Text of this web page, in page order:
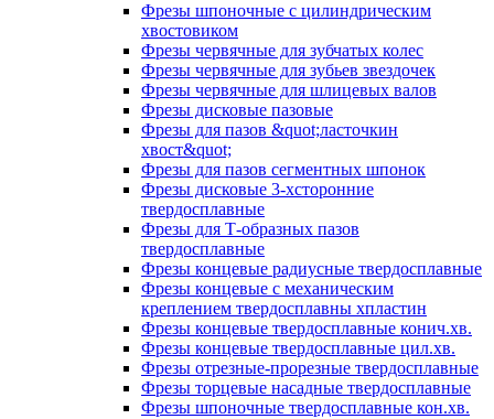
Фрезы шпоночные с цилиндрическим
хвостовиком
Фрезы червячные для зубчатых колес
Фрезы червячные для зубьев звездочек
Фрезы червячные для шлицевых валов
Фрезы дисковые пазовые
Фрезы для пазов &quot;ласточкин
хвост&quot;
Фрезы для пазов сегментных шпонок
Фрезы дисковые 3-хсторонние
твердосплавные
Фрезы для Т-образных пазов
твердосплавные
Фрезы концевые радиусные твердосплавные
Фрезы концевые с механическим
креплением твердосплавны хпластин
Фрезы концевые твердосплавные конич.хв.
Фрезы концевые твердосплавные цил.хв.
Фрезы отрезные-прорезные твердосплавные
Фрезы торцевые насадные твердосплавные
Фрезы шпоночные твердосплавные кон.хв.